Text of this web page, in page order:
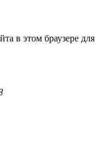
в этом браузере для